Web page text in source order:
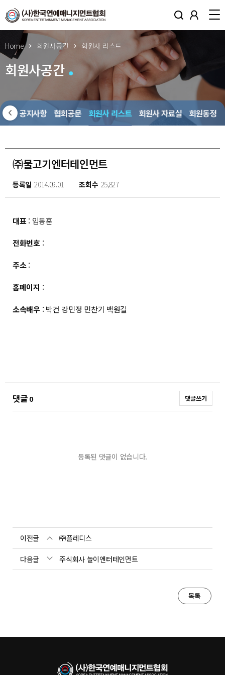
Home 회원사공간 회원사 리스트
회원사공간
원사 공지사항 협회공문 회원사 리스트 회원사 자료실 회원동정
㈜물고기엔터테인먼트
등록일 2014.09.01 조회수 25,827
대표: 임동훈
전화번호:
주소:
홈페이지 :
소속배우: 박건 강민정 민찬기 백원길
댓글0 댓글쓰기
등록된 댓글이 없습니다.
이전글 ㈜플레디스
다음글 주식회사 놀이엔터테인먼트
목록